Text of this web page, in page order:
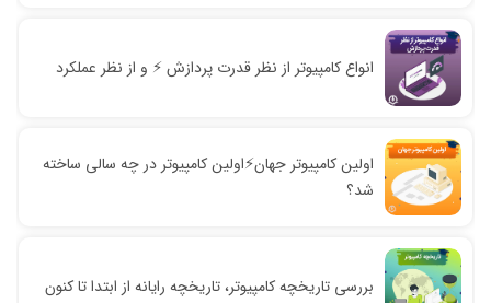
انواع کامپیوتر از نظر قدرت پردازش ⚡️ و از نظر عملکرد
اولین کامپیوتر جهان⚡️اولین کامپیوتر در چه سالی ساخته
شد؟
بررسی تاریخچه کامپیوتر، تاریخچه رایانه از ابتدا تا کنون